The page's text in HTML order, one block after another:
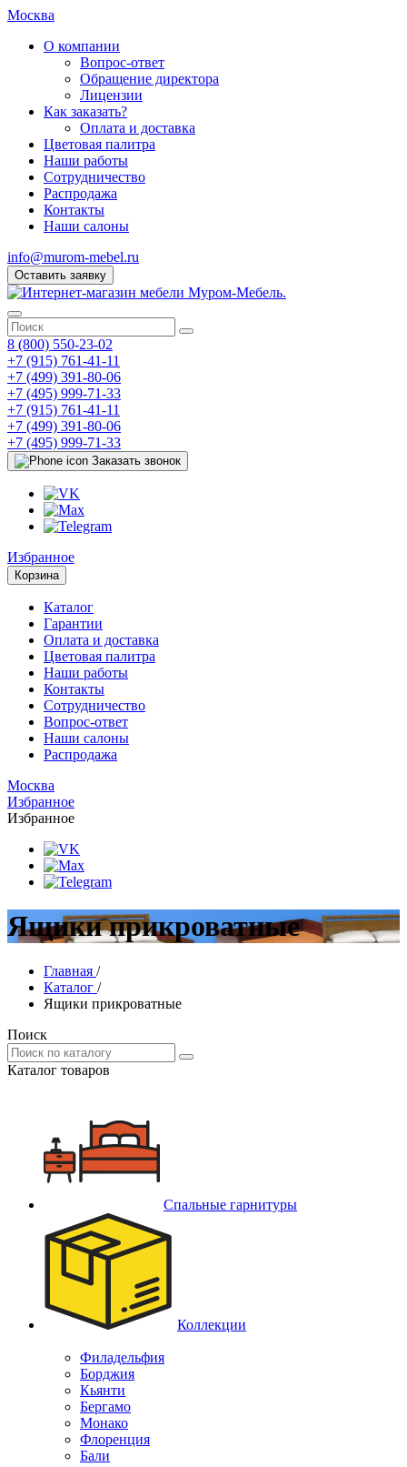
Москва
О компании
Вопрос-ответ
Обращение директора
Лицензии
Как заказать?
Оплата и доставка
Цветовая палитра
Наши работы
Сотрудничество
Распродажа
Контакты
Наши салоны
info@murom-mebel.ru
Оставить заявку
8 (800) 550-23-02
+7 (915) 761-41-11
+7 (499) 391-80-06
+7 (495) 999-71-33
+7 (915) 761-41-11
+7 (499) 391-80-06
+7 (495) 999-71-33
Заказать звонок
Избранное
Корзина
Каталог
Гарантии
Оплата и доставка
Цветовая палитра
Наши работы
Контакты
Сотрудничество
Вопрос-ответ
Наши салоны
Распродажа
Москва
Избранное
Избранное
Ящики прикроватные
Главная /
Каталог /
Ящики прикроватные
Поиск
Каталог товаров
Спальные гарнитуры
Коллекции
Филадельфия
Борджия
Кьянти
Бергамо
Монако
Флоренция
Бали